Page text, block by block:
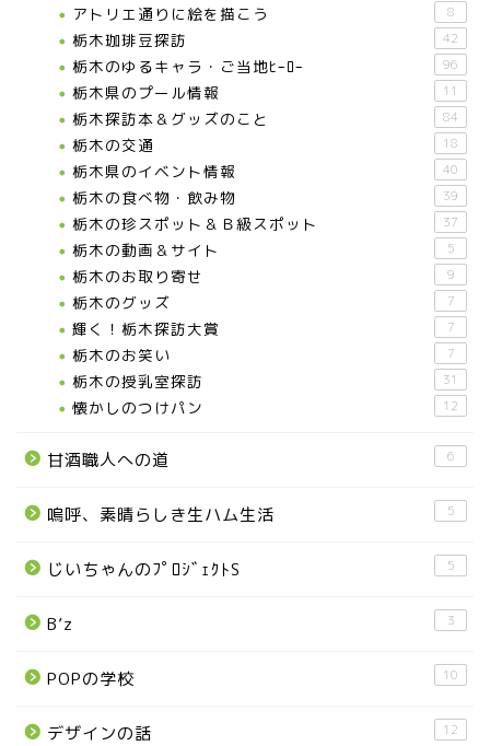
アトリエ通りに絵を描こう 8
栃木珈琲豆探訪 42
栃木のゆるキャラ・ご当地ﾋｰﾛｰ 96
栃木県のプール情報 11
栃木探訪本＆グッズのこと 84
栃木の交通 18
栃木県のイベント情報 40
栃木の食べ物・飲み物 39
栃木の珍スポット＆Ｂ級スポット 37
栃木の動画＆サイト 5
栃木のお取り寄せ 9
栃木のグッズ 7
輝く！栃木探訪大賞 7
栃木のお笑い 7
栃木の授乳室探訪 31
懐かしのつけパン 12
甘酒職人への道 6
嗚呼、素晴らしき生ハム生活 5
じいちゃんのﾌﾟﾛｼﾞｪｸﾄS 5
B’z 3
POPの学校 10
デザインの話 12